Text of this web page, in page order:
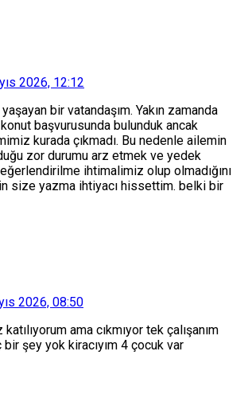
2026, 12:12
bir vatandaşım. Yakın zamanda
başvurusunda bulunduk ancak
kurada çıkmadı. Bu nedenle ailemin
zor durumu arz etmek ve yedek
ihtimalimiz olup olmadığını
size yazma ihtiyacı hissettim. belki bir
2026, 08:50
ama cıkmıyor tek çalışanım
şey yok kiracıyım 4 çocuk var